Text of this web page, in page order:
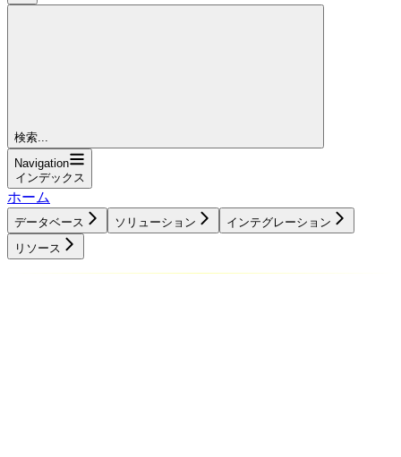
検索...
Navigation
インデックス
ホーム
データベース ソリューション
インテグレーション
リソース